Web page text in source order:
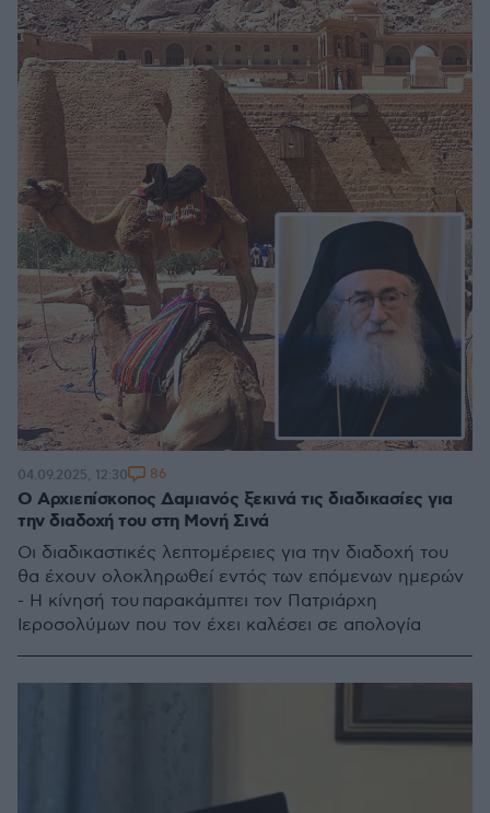
Ο Αρχιεπίσκοπος Δαμιανός ξεκινά τις διαδικασίες για
την διαδοχή του στη Μονή Σινά
Οι διαδικαστικές λεπτομέρειες για την διαδοχή του
θα έχουν ολοκληρωθεί εντός των επόμενων ημερών
- Η κίνησή του παρακάμπτει τον Πατριάρχη
Ιεροσολύμων που τον έχει καλέσει σε απολογία
04.09.2025, 12:30 86